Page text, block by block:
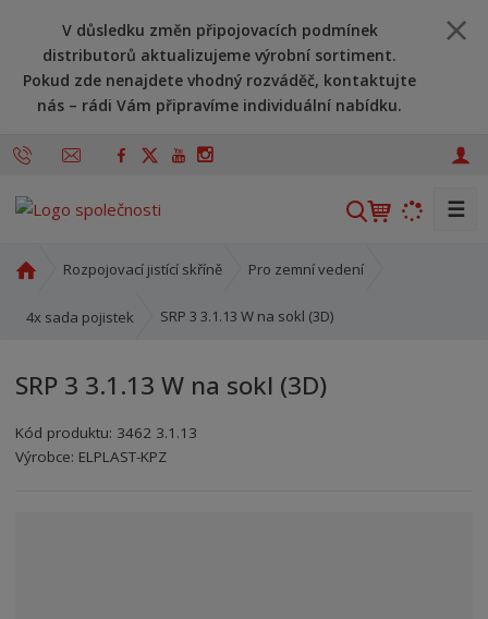
V důsledku změn připojovacích podmínek
distributorů aktualizujeme výrobní sortiment.
Pokud zde nenajdete vhodný rozváděč, kontaktujte
nás – rádi Vám připravíme individuální nabídku.
V
☰
o
í
t
r
Rozpojovací jistící skříně Pro zemní vedení
4x sada pojistek SRP 3 3.1.13 W na sokl (3D)
SRP 3 3.1.13 W na sokl (3D)
Kód produktu: 3462 3.1.13
Kód výrobce: 8595208609800
Kód dodavatele:8595208609800
Výrobce: ELPLAST-KPZ